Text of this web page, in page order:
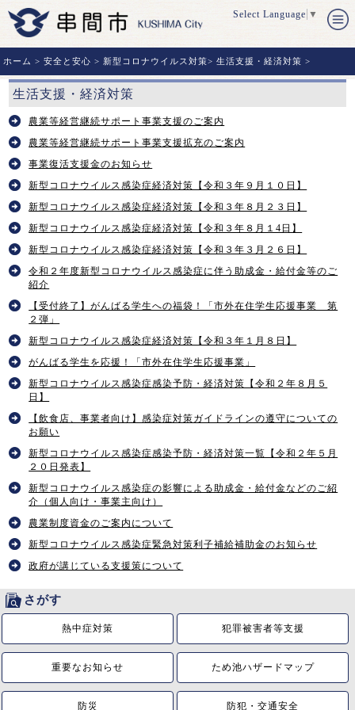
Select Language ▼
ホーム >安全と安心 > 新型コロナウイルス対策>生活支援・経済対策 >
生活支援・経済対策
農業等経営継続サポート事業支援のご案内
農業等経営継続サポート事業支援拡充のご案内
事業復活支援金のお知らせ
新型コロナウイルス感染症経済対策【令和３年９月１０日】
新型コロナウイルス感染症経済対策【令和３年８月２３日】
新型コロナウイルス感染症経済対策【令和３年８月１4日】
新型コロナウイルス感染症経済対策【令和３年３月２６日】
令和２年度新型コロナウイルス感染症に伴う助成金・給付金等のご
紹介
【受付終了】がんばる学生への福袋！「市外在住学生応援事業 第
２弾」
新型コロナウイルス感染症経済対策【令和３年１月８日】
がんばる学生を応援！「市外在住学生応援事業」
新型コロナウイルス感染症感染予防・経済対策【令和２年８月５
日】
【飲食店、事業者向け】感染症対策ガイドラインの遵守についての
お願い
新型コロナウイルス感染症感染予防・経済対策一覧【令和２年５月
２０日発表】
新型コロナウイルス感染症の影響による助成金・給付金などのご紹
介（個人向け・事業主向け）
農業制度資金のご案内について
新型コロナウイルス感染症緊急対策利子補給補助金のお知らせ
政府が講じている支援策について
さがす
熱中症対策 犯罪被害者等支援
重要なお知らせ ため池ハザードマップ
防災 防犯・交通安全